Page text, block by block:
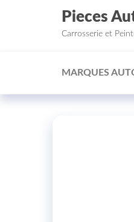
Aller au contenu
Pieces
Carrosserie et
MARQUES